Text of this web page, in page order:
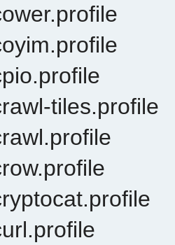
tiles.profile